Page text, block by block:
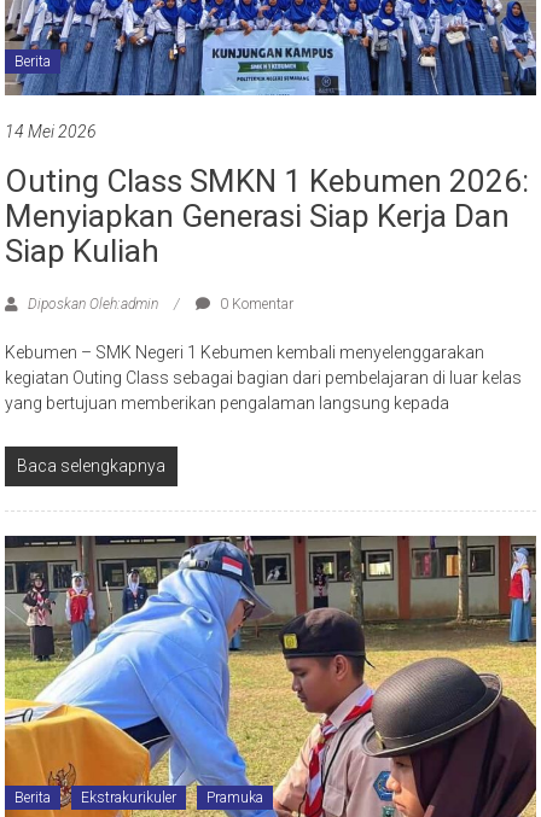
Berita
14 Mei 2026
Outing Class SMKN 1 Kebumen 2026:
Menyiapkan Generasi Siap Kerja Dan
Siap Kuliah
Diposkan Oleh:admin 0 Komentar
Kebumen – SMK Negeri 1 Kebumen kembali menyelenggarakan
kegiatan Outing Class sebagai bagian dari pembelajaran di luar kelas
yang bertujuan memberikan pengalaman langsung kepada
Baca selengkapnya
Berita Ekstrakurikuler Pramuka